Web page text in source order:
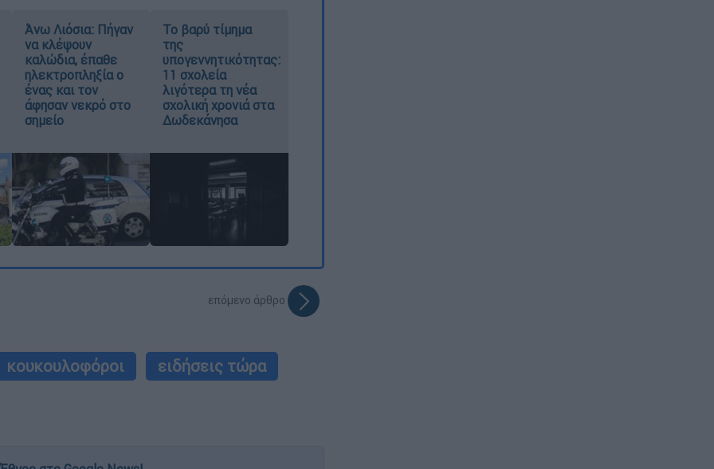
Άνω Λιόσια: Πήγαν
να κλέψουν
καλώδια, έπαθε
ηλεκτροπληξία ο
ένας και τον
άφησαν νεκρό στο
σημείο
Το βαρύ τίμημα
της
υπογεννητικότητας:
11 σχολεία
λιγότερα τη νέα
σχολική χρονιά στα
Δωδεκάνησα
επόμενο άρθρο
κουκουλοφόροι
ειδήσεις τώρα